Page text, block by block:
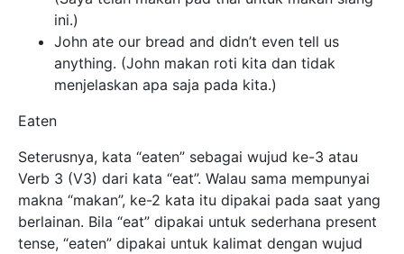
ini.)
John ate our bread and didn’t even tell us
anything. (John makan roti kita dan tidak
menjelaskan apa saja pada kita.)
Eaten
Seterusnya, kata “eaten” sebagai wujud ke-3 atau
Verb 3 (V3) dari kata “eat”. Walau sama mempunyai
makna “makan”, ke-2 kata itu dipakai pada saat yang
berlainan. Bila “eat” dipakai untuk sederhana present
tense, “eaten” dipakai untuk kalimat dengan wujud